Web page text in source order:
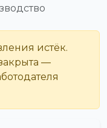
истёк.
—